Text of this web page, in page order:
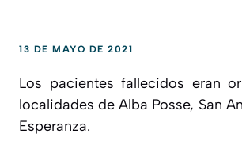
13 DE MAYO DE 2021
Los pacientes fallecidos eran
localidades de Alba Posse, San
Esperanza.